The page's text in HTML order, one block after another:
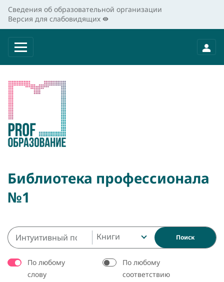
Сведения об образовательной организации
Версия для слабовидящих
Библиотека профессионала
№1
Книги Поиск
По любому
слову
По любому
соответствию